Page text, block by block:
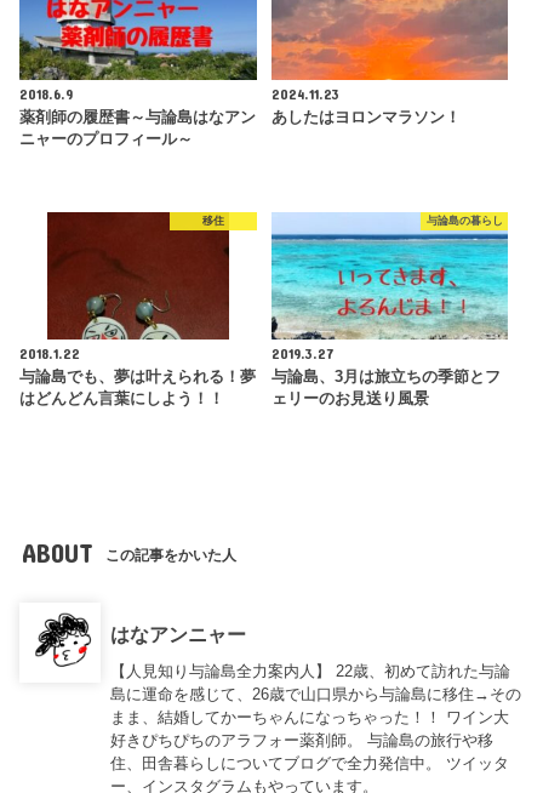
2018.6.9
薬剤師の履歴書～与論島はなアン
ニャーのプロフィール～
2024.11.23
あしたはヨロンマラソン！
移住
2018.1.22
与論島でも、夢は叶えられる！夢
はどんどん言葉にしよう！！
与論島の暮らし
2019.3.27
与論島、3月は旅立ちの季節とフ
ェリーのお見送り風景
ABOUT この記事をかいた人
はなアンニャー
【人見知り与論島全力案内人】 22歳、初めて訪れた与論
島に運命を感じて、26歳で山口県から与論島に移住→その
まま、結婚してかーちゃんになっちゃった！！ ワイン大
好きぴちぴちのアラフォー薬剤師。 与論島の旅行や移
住、田舎暮らしについてブログで全力発信中。 ツイッタ
ー、インスタグラムもやっています。